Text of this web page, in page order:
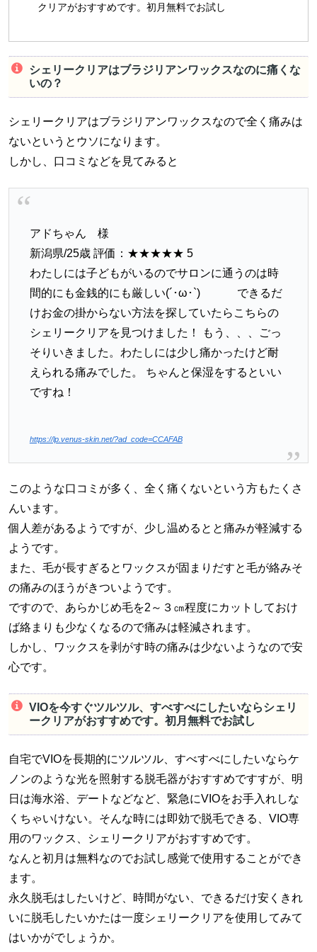
クリアがおすすめです。初月無料でお試し
シェリークリアはブラジリアンワックスなのに痛くな
いの？
シェリークリアはブラジリアンワックスなので全く痛みは
ないというとウソになります。
しかし、口コミなどを見てみると
アドちゃん 様
新潟県/25歳 評価：★★★★★ 5
わたしには子どもがいるのでサロンに通うのは時
間的にも金銭的にも厳しい(´･ω･`) できるだ
けお金の掛からない方法を探していたらこちらの
シェリークリアを見つけました！ もう、、、ごっ
そりいきました。わたしには少し痛かったけど耐
えられる痛みでした。 ちゃんと保湿をするといい
ですね！
https://lp.venus-skin.net/?ad_code=CCAFAB
このような口コミが多く、全く痛くないという方もたくさ
んいます。
個人差があるようですが、少し温めるとと痛みが軽減する
ようです。
また、毛が長すぎるとワックスが固まりだすと毛が絡みそ
の痛みのほうがきついようです。
ですので、あらかじめ毛を2～３㎝程度にカットしておけ
ば絡まりも少なくなるので痛みは軽減されます。
しかし、ワックスを剥がす時の痛みは少ないようなので安
心です。
VIOを今すぐツルツル、すべすべにしたいならシェリ
ークリアがおすすめです。初月無料でお試し
自宅でVIOを長期的にツルツル、すべすべにしたいならケ
ノンのような光を照射する脱毛器がおすすめですすが、明
日は海水浴、デートなどなど、緊急にVIOをお手入れしな
くちゃいけない。そんな時には即効で脱毛できる、VIO専
用のワックス、シェリークリアがおすすめです。
なんと初月は無料なのでお試し感覚で使用することができ
ます。
永久脱毛はしたいけど、時間がない、できるだけ安くきれ
いに脱毛したいかたは一度シェリークリアを使用してみて
はいかがでしょうか。